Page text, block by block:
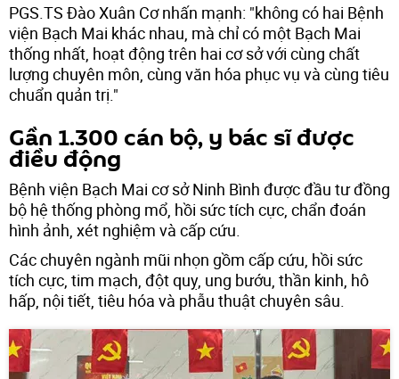
PGS.TS Đào Xuân Cơ nhấn mạnh: "không có hai Bệnh
viện Bạch Mai khác nhau, mà chỉ có một Bạch Mai
thống nhất, hoạt động trên hai cơ sở với cùng chất
lượng chuyên môn, cùng văn hóa phục vụ và cùng tiêu
chuẩn quản trị."
Gần 1.300 cán bộ, y bác sĩ được
điều động
Bệnh viện Bạch Mai cơ sở Ninh Bình được đầu tư đồng
bộ hệ thống phòng mổ, hồi sức tích cực, chẩn đoán
hình ảnh, xét nghiệm và cấp cứu.
Các chuyên ngành mũi nhọn gồm cấp cứu, hồi sức
tích cực, tim mạch, đột quỵ, ung bướu, thần kinh, hô
hấp, nội tiết, tiêu hóa và phẫu thuật chuyên sâu.